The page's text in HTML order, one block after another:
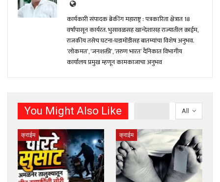
कार्यकारी संपादक ब्रेकींग महाराष्ट्र : पत्रकारिता क्षेत्रात 18
वर्षांपासून कार्यरत. भुसावळसह खान्देशासह राज्यातील क्राईम,
राजकीय तसेच घटना-घडामोंडीसह बातम्यांचा विशेष अनुभव.
‘लोकमत’, ‘जनशक्ती’, ‘तरुण भारत’ दैनिकात विभागीय
कार्यालय प्रमुख म्हणून कामकाजाचा अनुभव
All
You Might Also Like
क्राईम क्राईम